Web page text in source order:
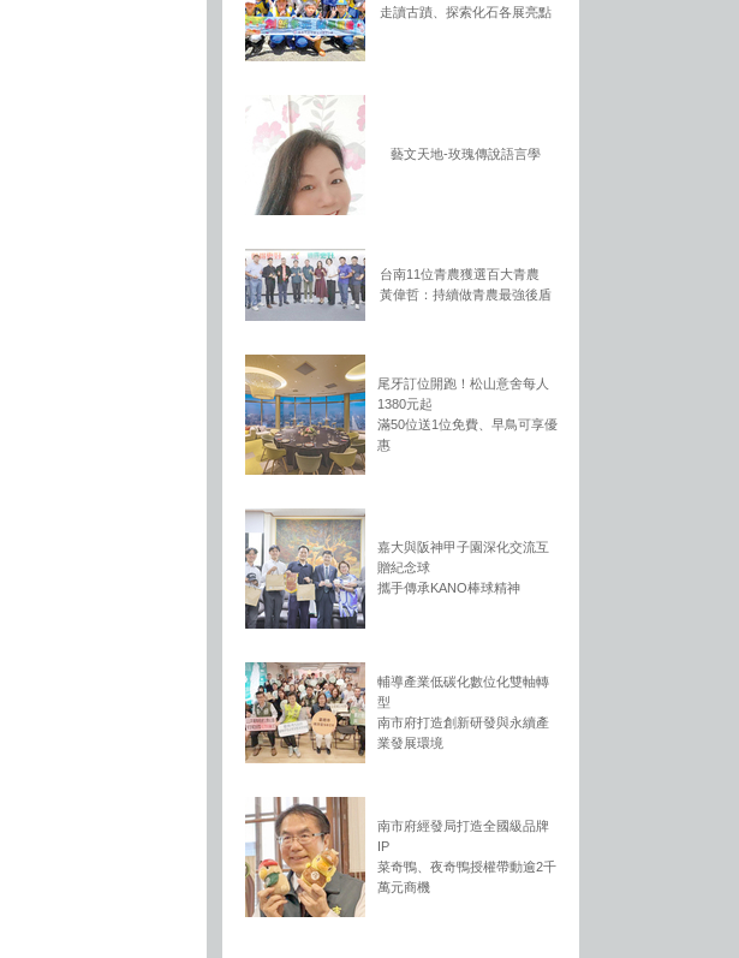
走讀古蹟、探索化石各展亮點
藝文天地-玫瑰傳說語言學
台南11位青農獲選百大青農
黃偉哲：持續做青農最強後盾
尾牙訂位開跑！松山意舍每人
1380元起
滿50位送1位免費、早鳥可享優
惠
嘉大與阪神甲子園深化交流互
贈紀念球
攜手傳承KANO棒球精神
輔導產業低碳化數位化雙軸轉
型
南市府打造創新研發與永續產
業發展環境
南市府經發局打造全國級品牌
IP
菜奇鴨、夜奇鴨授權帶動逾2千
萬元商機